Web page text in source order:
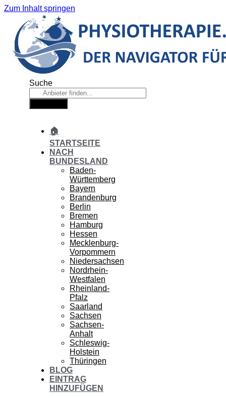
Zum Inhalt springen
Suche
🏠
STARTSEITE
NACH
BUNDESLAND
Baden-
Württemberg
Bayern
Brandenburg
Berlin
Bremen
Hamburg
Hessen
Mecklenburg-
Vorpommern
Niedersachsen
Nordrhein-
Westfalen
Rheinland-
Pfalz
Saarland
Sachsen
Sachsen-
Anhalt
Schleswig-
Holstein
Thüringen
BLOG
EINTRAG
HINZUFÜGEN